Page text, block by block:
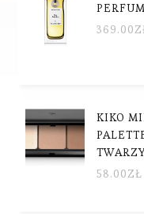
369.00
KIKO
58.00ZŁ